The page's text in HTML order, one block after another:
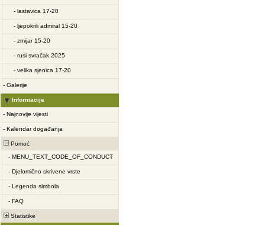
- lastavica 17-20
- ljepokrili admiral 15-20
- zmijar 15-20
- rusi svračak 2025
- velika sjenica 17-20
- Galerije
Informacije
- Najnovije vijesti
- Kalendar događanja
Pomoć
- MENU_TEXT_CODE_OF_CONDUCT
- Djelomično skrivene vrste
- Legenda simbola
- FAQ
Statistike